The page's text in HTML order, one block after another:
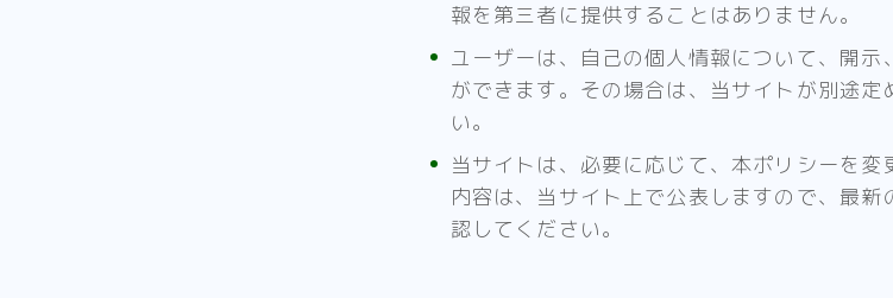
報を第三者に提供することはありません。
ユーザーは、自己の個人情報について、開示
ができます。その場合は、当サイトが別途定
い。
当サイトは、必要に応じて、本ポリシーを
内容は、当サイト上で公表しますので、最
認してください。